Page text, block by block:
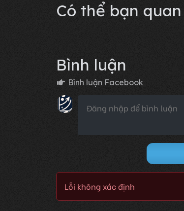
Có thể bạn
Bình luận
Bình luận Facebook
Lỗi không xác định